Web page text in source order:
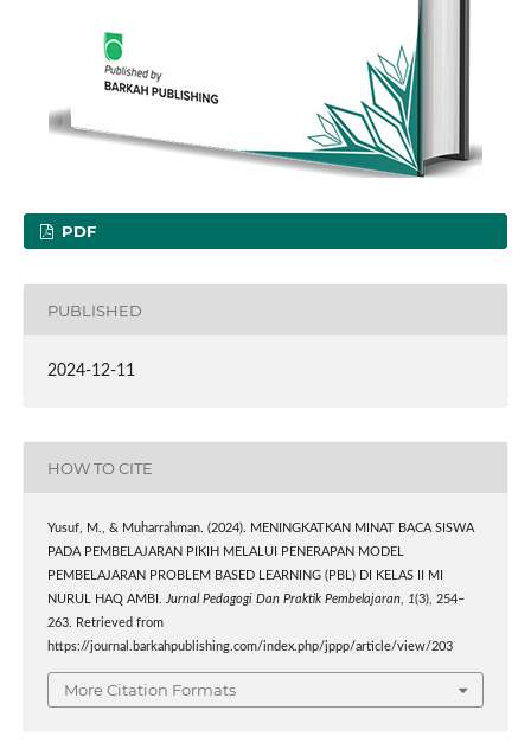
PDF
PUBLISHED
2024-12-11
HOW TO CITE
Yusuf, M., & Muharrahman. (2024). MENINGKATKAN MINAT BACA SISWA
PADA PEMBELAJARAN PIKIH MELALUI PENERAPAN MODEL
PEMBELAJARAN PROBLEM BASED LEARNING (PBL) DI KELAS II MI
NURUL HAQ AMBI. Jurnal Pedagogi Dan Praktik Pembelajaran, 1(3), 254–
263. Retrieved from
https://journal.barkahpublishing.com/index.php/jppp/article/view/203
More Citation Formats